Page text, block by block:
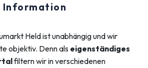
Information
Held ist unabhängig und wir
objektiv. Denn als eigenständiges
filtern wir in verschiedenen